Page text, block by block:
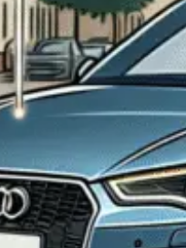
Mondeo MK4
Transit
C Class W203
C Class W204
W203
W204
W211
Sprinter
B5
B5 5
B6
B7
B8